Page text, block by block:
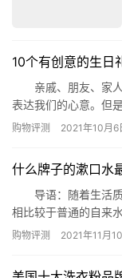
10个有创意的生日
亲戚、朋友、家人
表达我们的心意。但
无二有创意的礼物，
投影机 2. 音乐
购物评测 2021年10月6
什么牌子的漱口水
导语：随着生活质
相比较于普通的自来
以很好的预防牙周炎
购物评测 2021年11月